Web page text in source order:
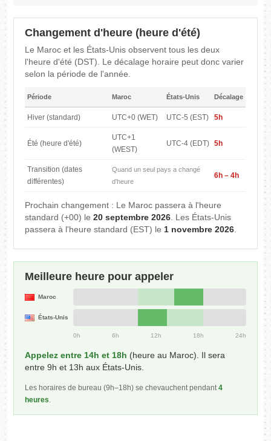
Changement d'heure (heure d'été)
Le Maroc et les États-Unis observent tous les deux
l'heure d'été (DST). Le décalage horaire peut donc varier
selon la période de l'année.
Période Maroc États-Unis Décalage
Hiver (standard) UTC+0 (WET) UTC-5 (EST) 5h
Été (heure d'été)
UTC+1
(WEST)
UTC-4 (EDT) 5h
Transition (dates
différentes)
Quand un seul pays a changé
d'heure
6h – 4h
Prochain changement : Le Maroc passera à l'heure
standard (+00) le20 septembre 2026. Les États-Unis
passera à l'heure standard (EST) le1 novembre 2026.
Meilleure heure pour appeler
Maroc
États-Unis
0h 6h 12h 18h 24h
Appelez entre 14h et 18h (heure au Maroc). Il sera
entre 9h et 13h aux États-Unis.
Les horaires de bureau (9h–18h) se chevauchent pendant4
heures.